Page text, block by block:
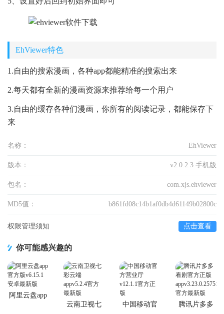
EhViewer特色
1.自由的搜索漫画，各种app都能精准的搜索出来
2.每天都有全新的漫画资源来推荐给每一个用户
3.自由的缓存各种们漫画，你所有的阅读记录，都能保存下
来
名称： EhViewer
版本： v2.0.2.3 手机版
包名： com.xjs.ehviewer
MD5值： b861fd08c14b1af0db4d61149b02800c
权限管理须知 点击查看
你可能感兴趣的
阿里云盘app
云南卫视七
中国移动官
腾讯片多多